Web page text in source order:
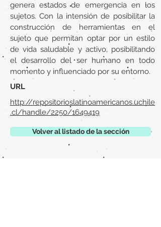
genera estados de emergencia en los
sujetos. Con la intensión de posibilitar la
construcción de herramientas en el
sujeto que permitan optar por un estilo
de vida saludable y activo, posibilitando
el desarrollo del ser humano en todo
momento y influenciado por su entorno.
URL
http://repositorioslatinoamericanos.uchile
.cl/handle/2250/1649419
Volver al listado de la sección